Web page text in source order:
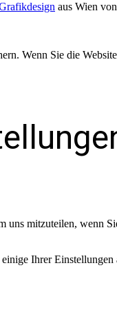
aus Wien von
Wenn Sie die
mitzuteilen, wenn
Ihrer